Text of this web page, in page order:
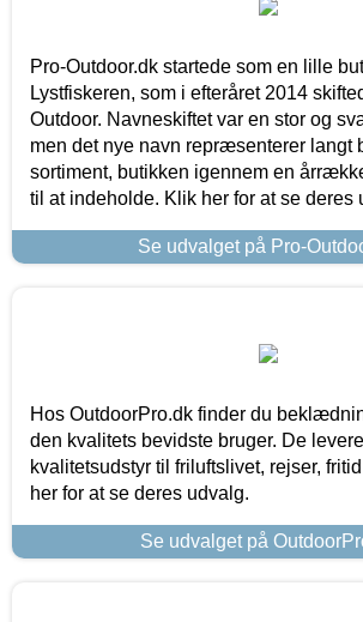
Pro-Outdoor.dk startede som en lille
Lystfiskeren, som i efteråret 2014
Outdoor. Navneskiftet var en stor og
men det nye navn repræsenterer langt
sortiment, butikken igennem en
til at indeholde. Klik her for at se deres
Se udvalget på Pro-
Hos OutdoorPro.dk finder du
den kvalitets bevidste bruger. De
kvalitetsudstyr til friluftslivet, rejser,
her for at se deres udvalg.
Se udvalget på